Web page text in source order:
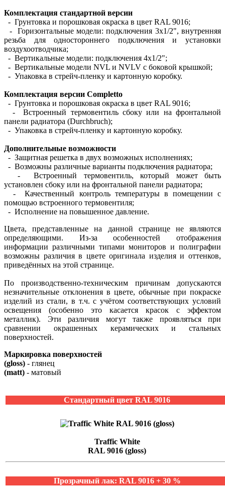
Комплектация стандартной версии
- Грунтовка и порошковая окраска в цвет RAL 9016;
- Горизонтальные модели: подключения 3х1/2", внутренняя
резьба для одностороннего подключения и установки
воздухоотводчика;
- Вертикальные модели: подключения 4х1/2";
- Вертикальные модели NVL и NVLV с боковой крышкой;
- Упаковка в стрейч-пленку и картонную коробку.
Комплектация версии Completto
- Грунтовка и порошковая окраска в цвет RAL 9016;
- Встроенный термовентиль сбоку или на фронтальной
панели радиатора (Durchbruch);
- Упаковка в стрейч-пленку и картонную коробку.
Дополнительные возможности
- Защитная решетка в двух возможных исполнениях;
- Возможны различные варианты подключения радиатора;
- Встроенный термовентиль, который может быть
установлен сбоку или на фронтальной панели радиатора;
- Качественный контроль температуры в помещении с
помощью встроенного термовентиля;
- Исполнение на повышенное давление.
Цвета, представленные на данной странице не являются
определяющими. Из-за особенностей отображения
информации различными типами мониторов и полиграфии
возможны различия в цвете оригинала изделия и оттенков,
приведённых на этой странице.
По производственно-техническим причинам допускаются
незначительные отклонения в цвете, обычные при покраске
изделий из стали, в т.ч. с учётом соответствующих условий
освещения (особенно это касается красок с эффектом
металлик). Эти различия могут также проявляться при
сравнении окрашенных керамических и стальных
поверхностей.
Маркировка поверхностей
(gloss) - глянец
(matt) - матовый
Стандартный цвет RAL 9016
Traffic White
RAL 9016 (gloss)
Прозрачный лак: RAL 9016 + 30 %